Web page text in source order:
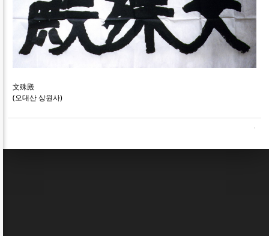
文殊殿
(오대산 상원사)